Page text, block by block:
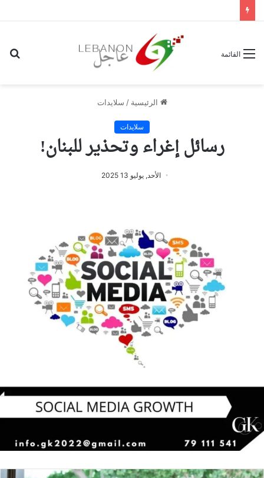
القائمة
الرئيسية / سلايدات
سلايدات
رسائل إغراء وتحذير للبنان!
الأحد, يوليو 13 2025